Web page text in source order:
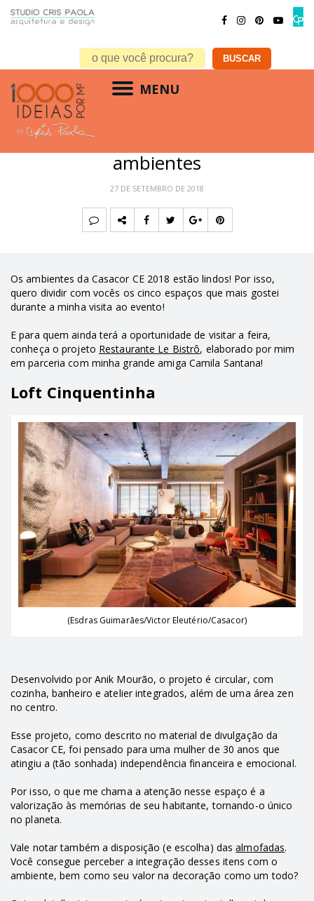
MENU
ARQUITETURA
Casacor CE: descubra cinco
ambientes
27 DE SETEMBRO DE 2018
Os ambientes da Casacor CE 2018 estão lindos! Por isso,
quero dividir com vocês os cinco espaços que mais gostei
durante a minha visita ao evento!
E para quem ainda terá a oportunidade de visitar a feira,
conheça o projeto Restaurante Le Bistrô, elaborado por mim
em parceria com minha grande amiga Camila Santana!
Loft Cinquentinha
(Esdras Guimarães/Victor Eleutério/Casacor)
Desenvolvido por Anik Mourão, o projeto é circular, com
cozinha, banheiro e atelier integrados, além de uma área zen
no centro.
Esse projeto, como descrito no material de divulgação da
Casacor CE, foi pensado para uma mulher de 30 anos que
atingiu a (tão sonhada) independência financeira e emocional.
Por isso, o que me chama a atenção nesse espaço é a
valorização às memórias de seu habitante, tornando-o único
no planeta.
Vale notar também a disposição (e escolha) dasalmofadas.
Você consegue perceber a integração desses itens com o
ambiente, bem como seu valor na decoração como um todo?